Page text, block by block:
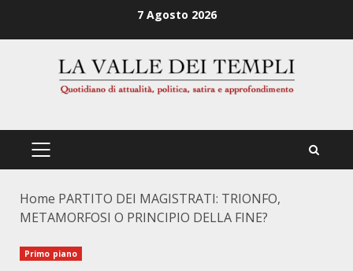
7 Agosto 2026
PRIMÄRES
Home PARTITO DEI MAGISTRATI: TRIONFO,
METAMORFOSI O PRINCIPIO DELLA FINE?
Primo piano